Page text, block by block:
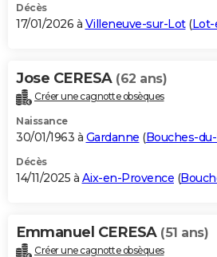
S'inscrire
Se connecter
Lycées
Collèges
Primaires
Universités
Entreprises
Service militaire
Avis de recherche
AVIS DE DÉCÈS
Bricolage
Lifestyle
Culture
Sport
Auto
Television
Voyage
Cinema
Décès
17/01/2026 à Villeneuve-sur-Lot(Lot-
Jose CERESA (62 ans)
Créer une cagnotte obsèques
Naissance
30/01/1963 à Gardanne (Bouches-
Décès
14/11/2025 à Aix-en-Provence (
Emmanuel CERESA (51 ans)
Créer une cagnotte obsèques